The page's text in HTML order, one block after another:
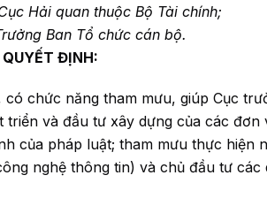
Hải quan thuộc Bộ Tài chính;
Ban Tổ chức cán bộ.
QUYẾT ĐỊNH:
chức năng tham mưu, giúp Cục
và đầu tư xây dựng của các đơn
của pháp luật; tham mưu thực hiện
nghệ thông tin) và chủ đầu tư các